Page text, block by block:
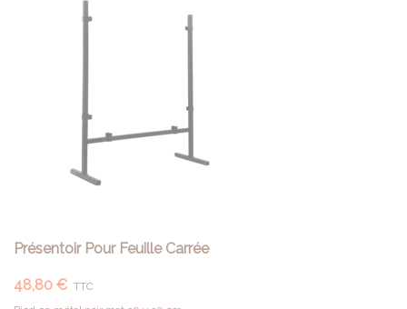
Présentoir Pour Feuille Carrée
48,80 € TTC